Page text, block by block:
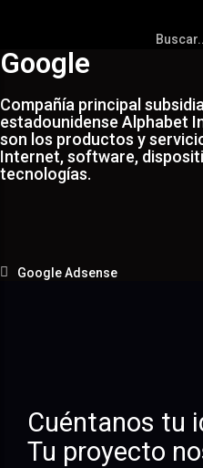
Google
Compañía principal
estadounidense Alphabet
son los productos y
Internet, software,
tecnologías.
Google Adsense
Cuéntanos tu
Tu proyecto